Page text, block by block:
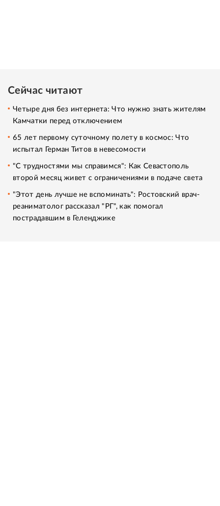
Сейчас читают
Четыре дня без интернета: Что нужно знать жителям
Камчатки перед отключением
65 лет первому суточному полету в космос: Что
испытал Герман Титов в невесомости
"С трудностями мы справимся": Как Севастополь
второй месяц живет с ограничениями в подаче света
"Этот день лучше не вспоминать": Ростовский врач-
реаниматолог рассказал "РГ", как помогал
пострадавшим в Геленджике